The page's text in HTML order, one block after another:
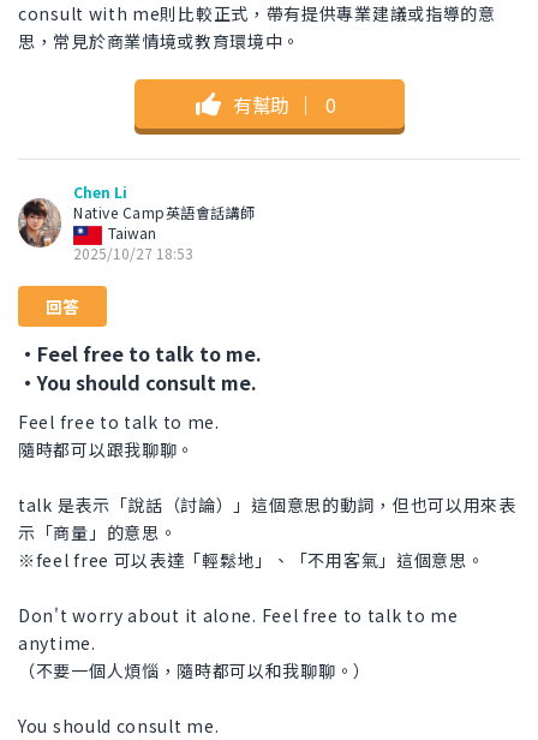
consult with me則比較正式，帶有提供專業建議或指導的意
思，常見於商業情境或教育環境中。
有幫助 ｜ 0
Chen Li
Native Camp英語會話講師
Taiwan
2025/10/27 18:53
回答
・Feel free to talk to me.
・You should consult me.
Feel free to talk to me.
隨時都可以跟我聊聊。
talk 是表示「說話（討論）」這個意思的動詞，但也可以用來表
示「商量」的意思。
※feel free 可以表達「輕鬆地」、「不用客氣」這個意思。
Don't worry about it alone. Feel free to talk to me
anytime.
（不要一個人煩惱，隨時都可以和我聊聊。）
You should consult me.